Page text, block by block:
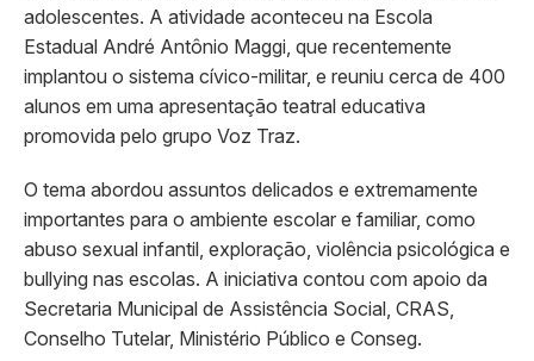
adolescentes. A atividade aconteceu na Escola
Estadual André Antônio Maggi, que recentemente
implantou o sistema cívico-militar, e reuniu cerca de 400
alunos em uma apresentação teatral educativa
promovida pelo grupo Voz Traz.
O tema abordou assuntos delicados e extremamente
importantes para o ambiente escolar e familiar, como
abuso sexual infantil, exploração, violência psicológica e
bullying nas escolas. A iniciativa contou com apoio da
Secretaria Municipal de Assistência Social, CRAS,
Conselho Tutelar, Ministério Público e Conseg.